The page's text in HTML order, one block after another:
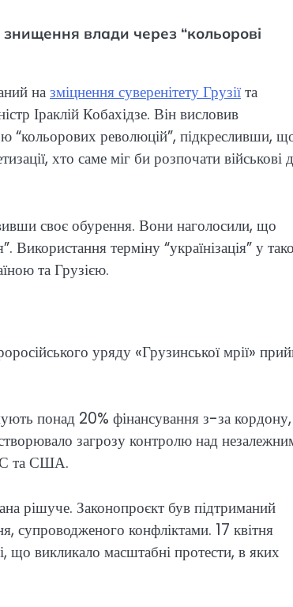
влади через “кольорові
назміцнення суверенітету Грузіїта
Іраклій Кобахідзе. Він висловив
“кольорових революцій”, підкресливши,
хто саме міг би розпочати військові
своє обурення. Вони наголосили, що
Використання терміну “українізація” у
та Грузією.
уряду «Грузинської мрії»
понад 20% фінансування з-за кордону,
створювало загрозу контролю над
та США.
рішуче. Законопроєкт був підтриманий
супроводженого конфліктами. 17 квітня
що викликало масштабні протести, в яких